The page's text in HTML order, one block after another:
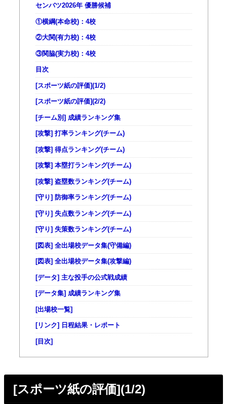
センバツ2026年 優勝候補
①横綱(本命校)：4校
②大関(有力校)：4校
③関脇(実力校)：4校
目次
[スポーツ紙の評価](1/2)
[スポーツ紙の評価](2/2)
[チーム別] 成績ランキング集
[攻撃] 打率ランキング(チーム)
[攻撃] 得点ランキング(チーム)
[攻撃] 本塁打ランキング(チーム)
[攻撃] 盗塁数ランキング(チーム)
[守り] 防御率ランキング(チーム)
[守り] 失点数ランキング(チーム)
[守り] 失策数ランキング(チーム)
[図表] 全出場校データ集(守備編)
[図表] 全出場校データ集(攻撃編)
[データ] 主な投手の公式戦成績
[データ集] 成績ランキング集
[出場校一覧]
[リンク] 日程結果・レポート
[目次]
[スポーツ紙の評価](1/2)